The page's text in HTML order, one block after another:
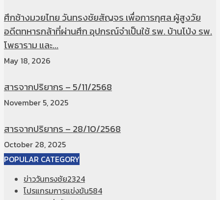
ศึกช้างมวยไทย วันทรงชัยสัญจร เพื่อการกุศล ผู้สูงวัย
อดีตทหารกล้าที่ผ่านศึก อุปกรณ์จำเป็นใช้ รพ. บ้านโป่ง รพ.
โพธาราม และ...
May 18, 2026
สารจากปริยากร – 5/11/2568
November 5, 2025
สารจากปริยากร – 28/10/2568
October 28, 2025
POPULAR CATEGORY
ข่าววันทรงชัย2324
โปรแกรมการแข่งขัน584